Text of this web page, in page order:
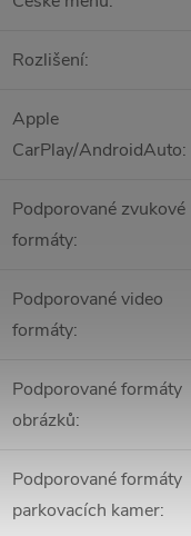
Rozlišení:
Apple
CarPlay/AndroidAuto:
Podporované zvukové
formáty:
Podporované video
formáty:
Podporované formáty
obrázků:
Podporované formáty
parkovacích kamer: